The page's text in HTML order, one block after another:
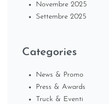
Novembre 2025
Settembre 2025
Categories
News & Promo
Press & Awards
Truck & Eventi